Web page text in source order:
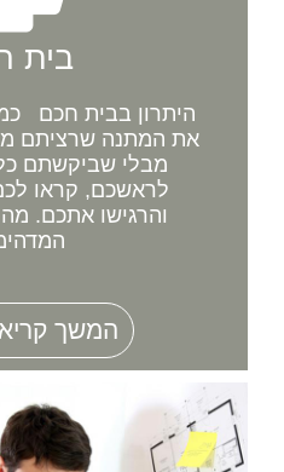
בית
היתרון בבית חכם
את המתנה שרציתם
מבלי שביקשתם
לראשכם, קראו
והרגישו אתכם.
המשך